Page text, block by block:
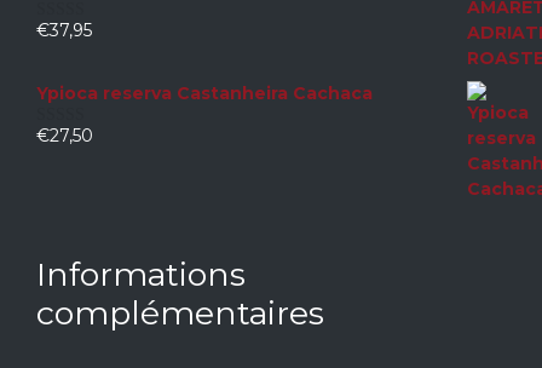
0
€37,95
Ypioca reserva Castanheira Cachaca
0
€27,50
Informations
complémentaires